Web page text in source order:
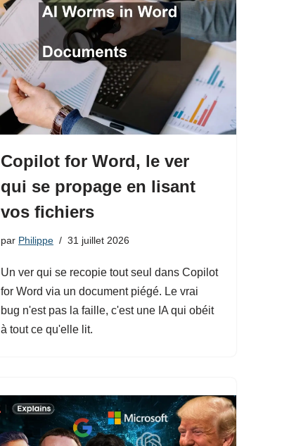
Copilot for Word, le ver
qui se propage en lisant
vos fichiers
par Philippe 31 juillet 2026
Un ver qui se recopie tout seul dans Copilot
for Word via un document piégé. Le vrai
bug n'est pas la faille, c'est une IA qui obéit
à tout ce qu'elle lit.